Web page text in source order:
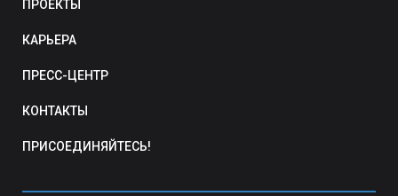
ПРОЕКТЫ
КАРЬЕРА
ПРЕСС-ЦЕНТР
КОНТАКТЫ
ПРИСОЕДИНЯЙТЕСЬ!